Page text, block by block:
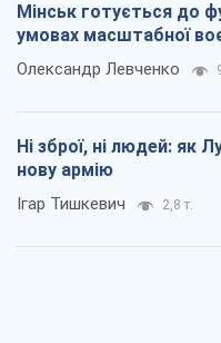
Мінськ готується до
умовах масштабної
Олександр Левченко
Ні зброї, ні людей: як
нову армію
Ігар Тишкевич 2,8 т.